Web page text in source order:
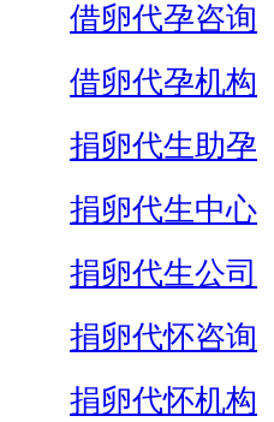
借卵代孕咨询
借卵代孕机构
捐卵代生助孕
捐卵代生中心
捐卵代生公司
捐卵代怀咨询
捐卵代怀机构